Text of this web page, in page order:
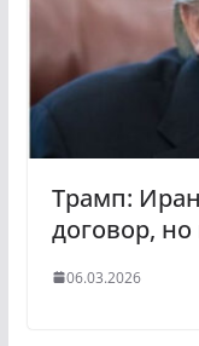
Трамп:
договор, но
06.03.2026